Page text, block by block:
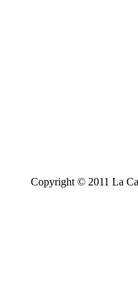
Copyright © 2011 La